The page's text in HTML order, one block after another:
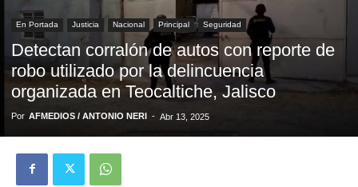
En Portada Justicia Nacional Principal Seguridad
Detectan corralón de autos con reporte de
robo utilizado por la delincuencia
organizada en Teocaltiche, Jalisco
Por AFMEDIOS / ANTONIO NERI - Abr 13, 2025